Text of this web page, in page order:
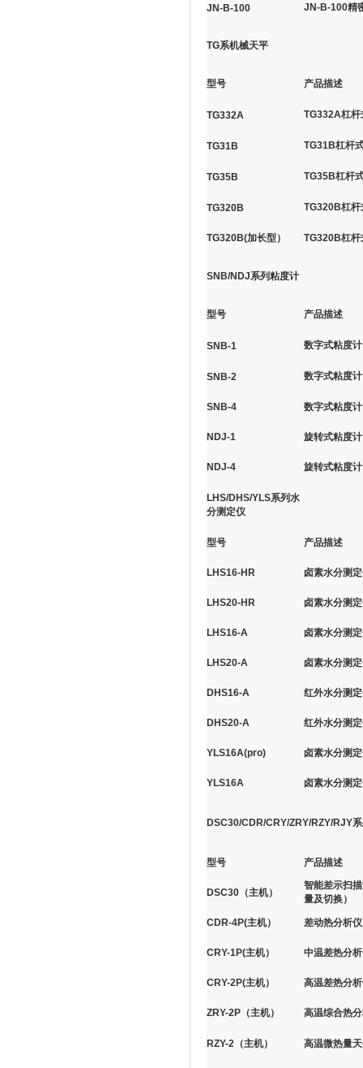
JN-B-100 JN-B-100精
TG系机械天平
型号 产品描述
TG332A TG332A杠
TG31B TG31B杠杆
TG35B TG35B杠杆
TG320B TG320B杠
TG320B(加长型） TG320B杠
SNB/NDJ系列粘度计
型号 产品描述
SNB-1 数字式粘度
SNB-2 数字式粘度
SNB-4 数字式粘度
NDJ-1 旋转式粘度
NDJ-4 旋转式粘度
LHS/DHS/YLS系列水
分测定仪
型号 产品描述
LHS16-HR 卤素水分测
LHS20-HR 卤素水分测
LHS16-A 卤素水分测
LHS20-A 卤素水分测
DHS16-A 红外水分测
DHS20-A 红外水分测
YLS16A(pro) 卤素水分测
YLS16A 卤素水分测
DSC30/CDR/CRY/ZRY/RZY/RJY
型号 产品描述
DSC30（主机）
智能差示扫
量及切换）
CDR-4P(主机） 差动热分析
CRY-1P(主机） 中温差热分
CRY-2P(主机） 高温差热分
ZRY-2P（主机） 高温综合热
RZY-2（主机） 高温微热量